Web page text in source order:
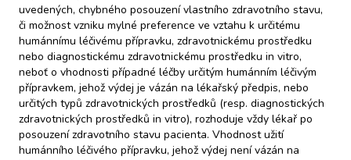
lékaře (90,8 %), samostudium (74,1 %) nebo pacientskou
organizaci Pacienti IBD (37,7 %).
Diskuse a závěr
Z analýzy vyplývá, že vyšší riziko invalidity i pracovní
neschopnosti je spojeno zejména s aktivitou onemocnění,
častějšími relapsy, přítomností mimostřevních projevů a
nutností intenzivní léčby. Naopak nižší frekvence relapsů a
uvedených, chybného posouzení vlastního zdravotního stavu,
či možnost vzniku mylné preference ve vztahu k určitému
humánnímu léčivému přípravku, zdravotnickému prostředku
nebo diagnostickému zdravotnickému prostředku in vitro,
neboť o vhodnosti případné léčby určitým humánním léčivým
přípravkem, jehož výdej je vázán na lékařský předpis, nebo
určitých typů zdravotnických prostředků (resp. diagnostických
zdravotnických prostředků in vitro), rozhoduje vždy lékař po
posouzení zdravotního stavu pacienta. Vhodnost užití
humánního léčivého přípravku, jehož výdej není vázán na